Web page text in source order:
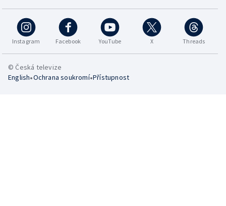
Instagram Facebook YouTube X Threads
© Česká televize
English•Ochrana soukromí•Přístupnost